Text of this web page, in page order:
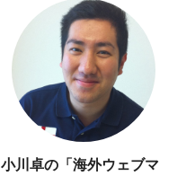
小川卓の「海外ウェブマ